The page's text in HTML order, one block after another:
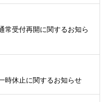
常受付再開に関するお知ら
時休止に関するお知らせ